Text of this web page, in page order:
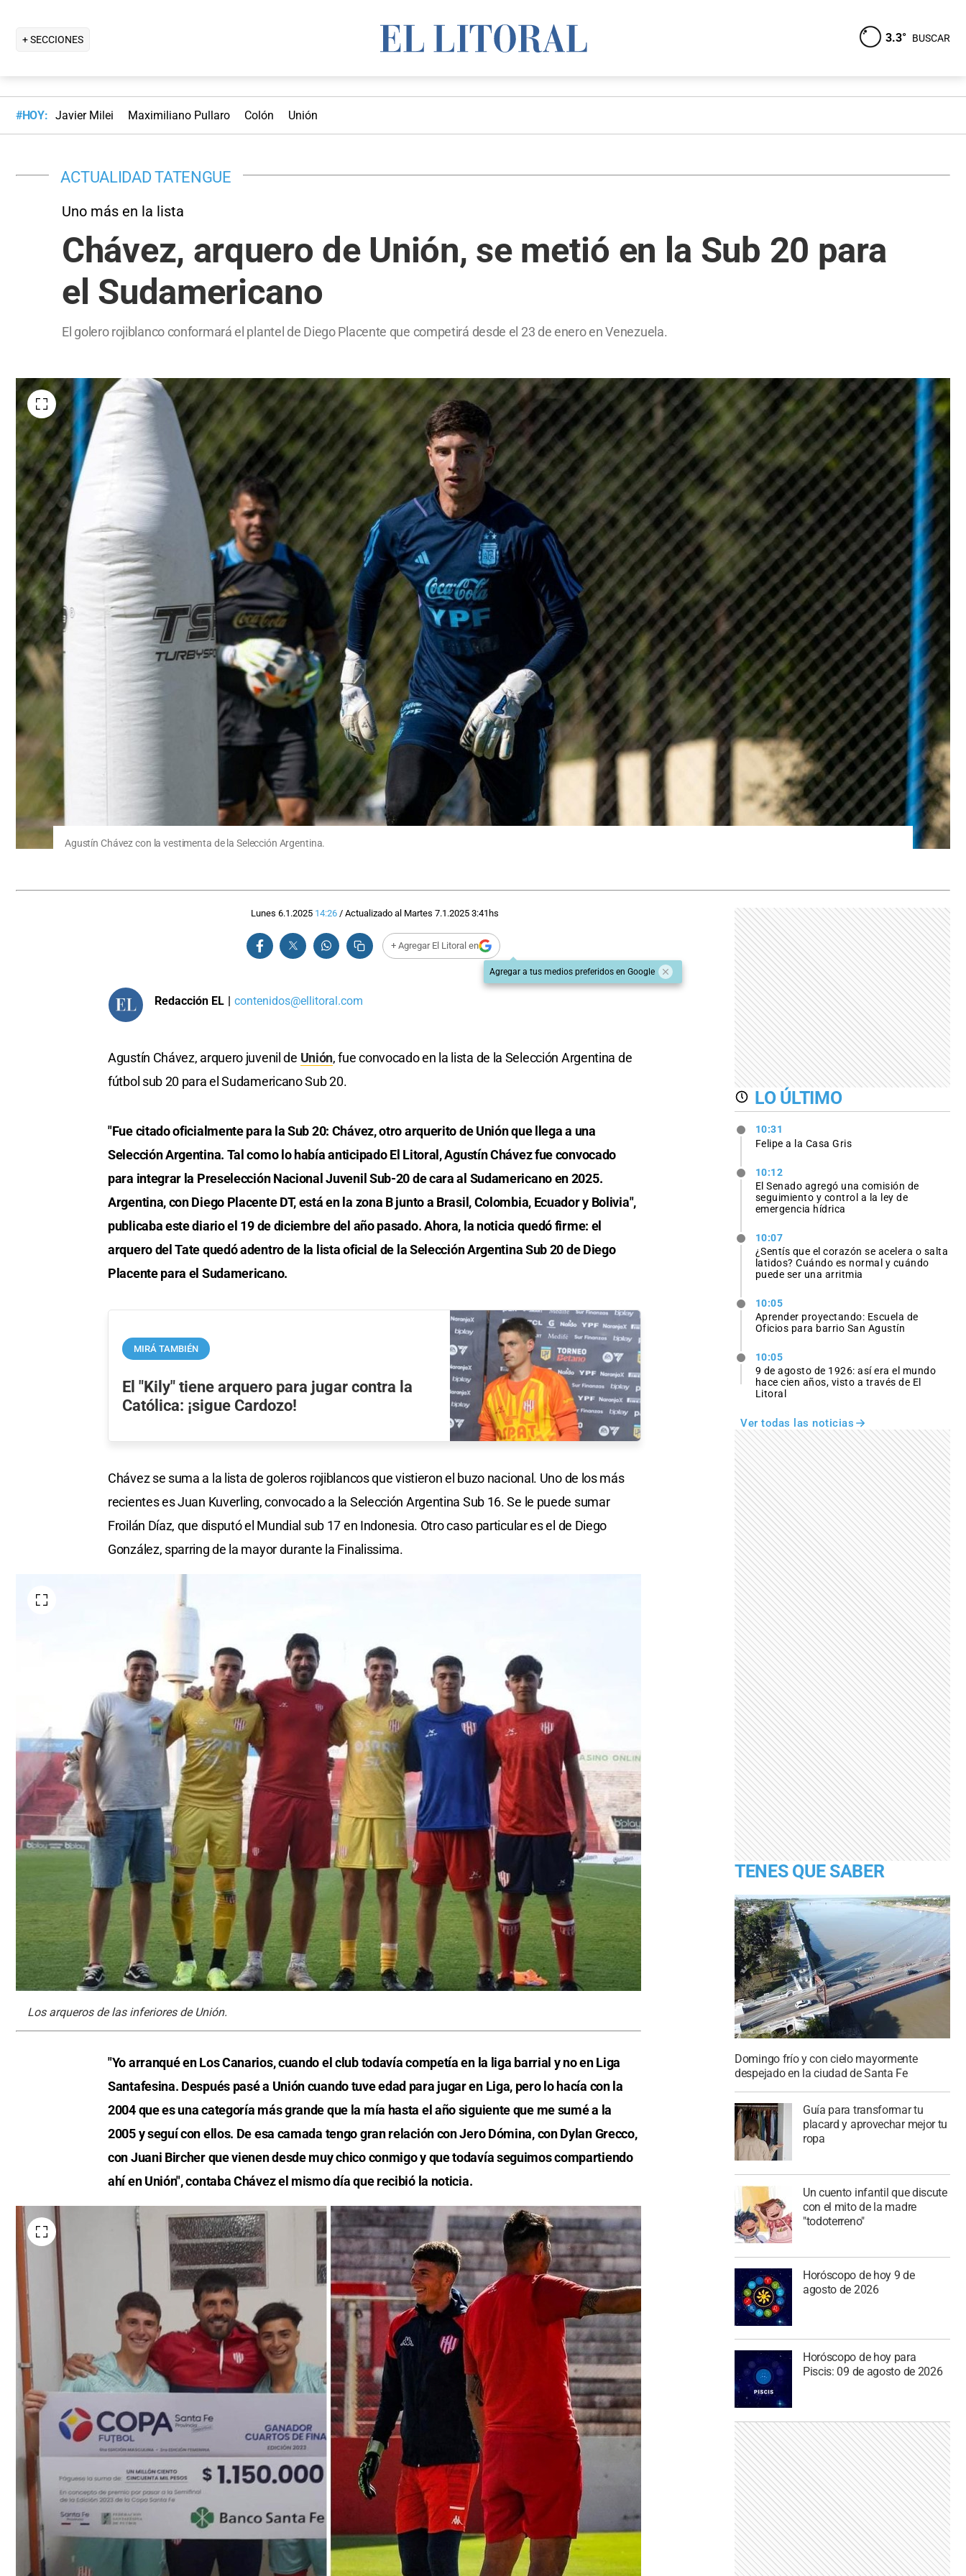
+ SECCIONES 3.3° BUSCAR
#HOY: Javier Milei Maximiliano Pullaro Colón Unión
ACTUALIDAD TATENGUE
Uno más en la lista
Chávez, arquero de Unión, se metió en la Sub 20 para
el Sudamericano
El golero rojiblanco conformará el plantel de Diego Placente que competirá desde el 23 de enero en Venezuela.
Agustín Chávez con la vestimenta de la Selección Argentina.
Lunes 6.1.2025 14:26/ Actualizado al Martes 7.1.2025 3:41hs
+ Agregar El Litoral en
Agregar a tus medios preferidos en Google
Redacción EL | contenidos@ellitoral.com
Agustín Chávez, arquero juvenil de Unión, fue convocado en la lista de la Selección Argentina de
fútbol sub 20 para el Sudamericano Sub 20.
"Fue citado oficialmente para la Sub 20: Chávez, otro arquerito de Unión que llega a una
Selección Argentina. Tal como lo había anticipado El Litoral, Agustín Chávez fue convocado
para integrar la Preselección Nacional Juvenil Sub-20 de cara al Sudamericano en 2025.
Argentina, con Diego Placente DT, está en la zona B junto a Brasil, Colombia, Ecuador y Bolivia",
publicaba este diario el 19 de diciembre del año pasado. Ahora, la noticia quedó firme: el
arquero del Tate quedó adentro de la lista oficial de la Selección Argentina Sub 20 de Diego
Placente para el Sudamericano.
MIRÁ TAMBIÉN
El "Kily" tiene arquero para jugar contra la
Católica: ¡sigue Cardozo!
Chávez se suma a la lista de goleros rojiblancos que vistieron el buzo nacional. Uno de los más
recientes es Juan Kuverling, convocado a la Selección Argentina Sub 16. Se le puede sumar
Froilán Díaz, que disputó el Mundial sub 17 en Indonesia. Otro caso particular es el de Diego
González, sparring de la mayor durante la Finalissima.
Los arqueros de las inferiores de Unión.
"Yo arranqué en Los Canarios, cuando el club todavía competía en la liga barrial y no en Liga
Santafesina. Después pasé a Unión cuando tuve edad para jugar en Liga, pero lo hacía con la
2004 que es una categoría más grande que la mía hasta el año siguiente que me sumé a la
2005 y seguí con ellos. De esa camada tengo gran relación con Jero Dómina, con Dylan Grecco,
con Juani Bircher que vienen desde muy chico conmigo y que todavía seguimos compartiendo
ahí en Unión", contaba Chávez el mismo día que recibió la noticia.
LO ÚLTIMO
10:31
Felipe a la Casa Gris
10:12
El Senado agregó una comisión de
seguimiento y control a la ley de
emergencia hídrica
10:07
¿Sentís que el corazón se acelera o salta
latidos? Cuándo es normal y cuándo
puede ser una arritmia
10:05
Aprender proyectando: Escuela de
Oficios para barrio San Agustín
10:05
9 de agosto de 1926: así era el mundo
hace cien años, visto a través de El
Litoral
Ver todas las noticias
TENES QUE SABER
Domingo frío y con cielo mayormente
despejado en la ciudad de Santa Fe
Guía para transformar tu
placard y aprovechar mejor tu
ropa
Un cuento infantil que discute
con el mito de la madre
"todoterreno"
Horóscopo de hoy 9 de
agosto de 2026
Horóscopo de hoy para
Piscis: 09 de agosto de 2026